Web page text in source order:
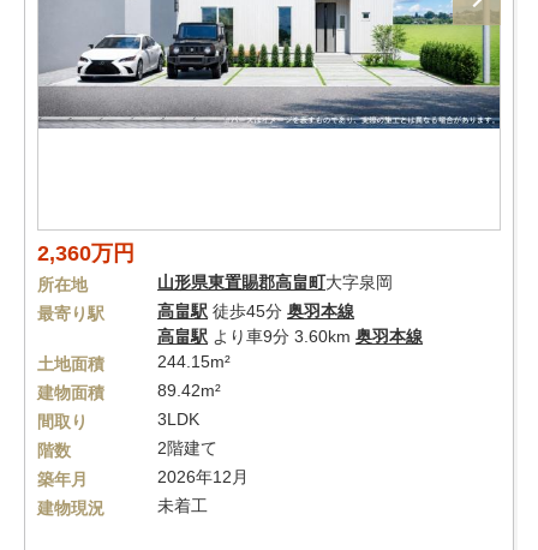
2,360万円
所在地 山形県東置賜郡高畠町大字泉岡
最寄り駅
高畠駅 徒歩45分 奥羽本線
高畠駅 より車9分 3.60km 奥羽本線
土地面積
244.15m²
建物面積
89.42m²
間取り
3LDK
階数
2階建て
築年月
2026年12月
建物現況
未着工